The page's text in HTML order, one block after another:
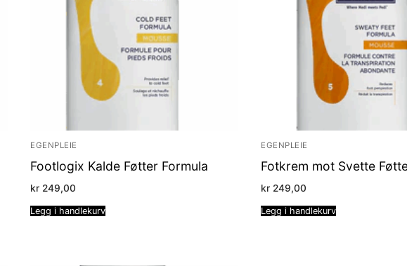
EGENPLEIE
Footlogix Kalde Føtter Formula
kr 249,00
Legg i handlekurv
EGENPLEIE
Fotkrem mot Svette
kr 249,00
Legg i handlekurv